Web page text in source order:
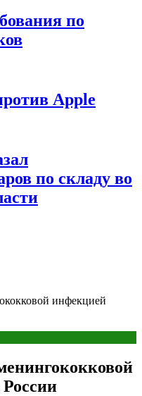
по
Apple
по складу во
инфекцией